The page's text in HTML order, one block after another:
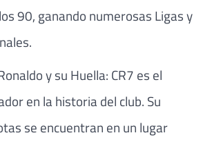
90, ganando numerosas Ligas y
y su Huella: CR7 es el
en la historia del club. Su
se encuentran en un lugar